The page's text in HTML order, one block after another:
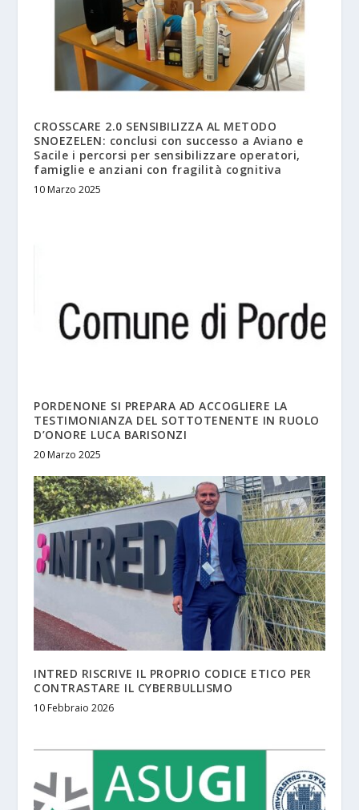
CROSSCARE 2.0 SENSIBILIZZA AL METODO
SNOEZELEN: conclusi con successo a Aviano e
Sacile i percorsi per sensibilizzare operatori,
famiglie e anziani con fragilità cognitiva
10 Marzo 2025
PORDENONE SI PREPARA AD ACCOGLIERE LA
TESTIMONIANZA DEL SOTTOTENENTE IN RUOLO
D’ONORE LUCA BARISONZI
20 Marzo 2025
INTRED RISCRIVE IL PROPRIO CODICE ETICO PER
CONTRASTARE IL CYBERBULLISMO
10 Febbraio 2026